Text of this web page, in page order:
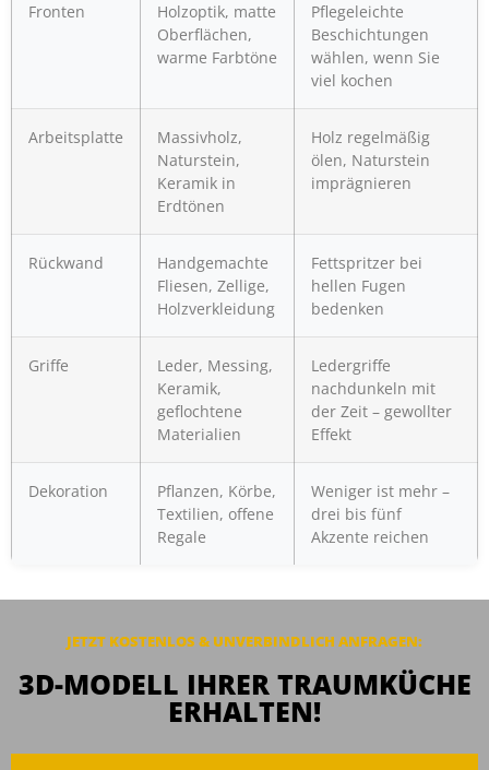
Fronten
Holzoptik, matte
Oberflächen,
warme Farbtöne
Pflegeleichte
Beschichtungen
wählen, wenn Sie
viel kochen
Arbeitsplatte
Massivholz,
Naturstein,
Keramik in
Erdtönen
Holz regelmäßig
ölen, Naturstein
imprägnieren
Rückwand
Handgemachte
Fliesen, Zellige,
Holzverkleidung
Fettspritzer bei
hellen Fugen
bedenken
Griffe
Leder, Messing,
Keramik,
geflochtene
Materialien
Ledergriffe
nachdunkeln mit
der Zeit – gewollter
Effekt
Dekoration
Pflanzen, Körbe,
Textilien, offene
Regale
Weniger ist mehr –
drei bis fünf
Akzente reichen
JETZT KOSTENLOS & UNVERBINDLICH ANFRAGEN:
3D-MODELL IHRER TRAUMKÜCHE
ERHALTEN!